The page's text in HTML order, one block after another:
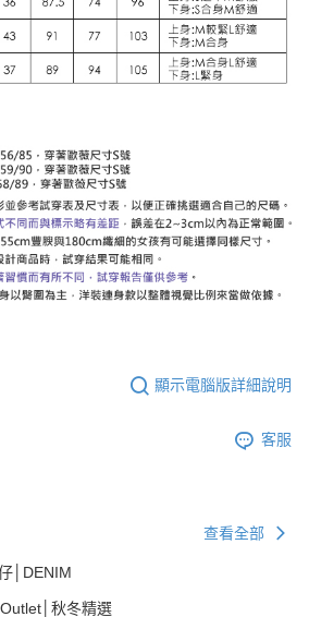
顯示電腦版詳細說明
客服
查看全部
│DENIM
秋冬精選